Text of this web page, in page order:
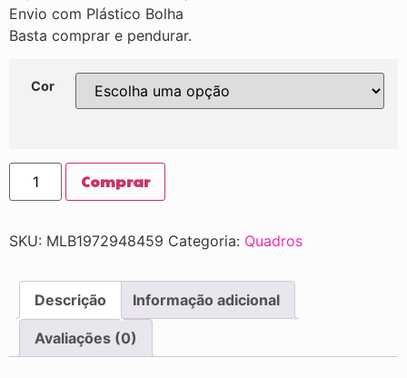
Envio com Plástico Bolha
Basta comprar e pendurar.
Cor
Comprar
SKU: MLB1972948459 Categoria: Quadros
Descrição Informação adicional
Avaliações (0)